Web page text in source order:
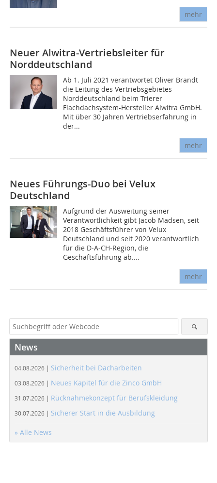
mehr
Neuer Alwitra-Vertriebsleiter für
Norddeutschland
Ab 1. Juli 2021 verantwortet Oliver Brandt
die Leitung des Vertriebsgebietes
Norddeutschland beim Trierer
Flachdachsystem-Hersteller Alwitra GmbH.
Mit über 30 Jahren Vertriebserfahrung in
der...
mehr
Neues Führungs-Duo bei Velux
Deutschland
Aufgrund der Ausweitung seiner
Verantwortlichkeit gibt Jacob Madsen, seit
2018 Geschäftsführer von Velux
Deutschland und seit 2020 verantwortlich
für die D-A-CH-Region, die
Geschäftsführung ab....
mehr
News
04.08.2026 | Sicherheit bei Dacharbeiten
03.08.2026 | Neues Kapitel für die Zinco GmbH
31.07.2026 | Rücknahmekonzept für Berufskleidung
30.07.2026 | Sicherer Start in die Ausbildung
» Alle News